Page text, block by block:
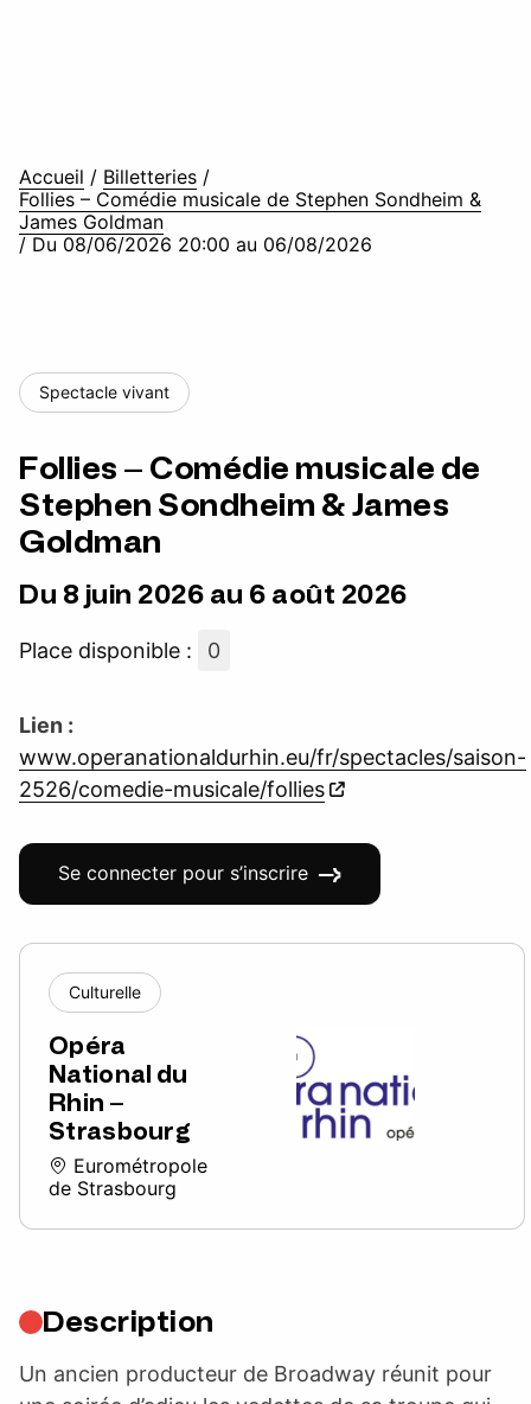
Accueil / Billetteries /
Follies – Comédie musicale de Stephen Sondheim &
James Goldman
/ Du 08/06/2026 20:00 au 06/08/2026
Spectacle vivant
Follies – Comédie musicale de
Stephen Sondheim & James
Goldman
Du 8 juin 2026 au 6 août 2026
Place disponible : 0
Lien :
www.operanationaldurhin.eu/fr/spectacles/saison-
2526/comedie-musicale/follies
Se connecter pour s’inscrire
Culturelle
Opéra
National du
Rhin –
Strasbourg
Eurométropole
de Strasbourg
Description
Un ancien producteur de Broadway réunit pour